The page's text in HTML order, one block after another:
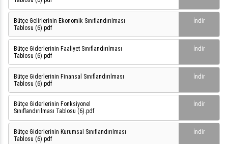
Bütçe Gelirlerinin Ekonomik Sınıflandırılması
Tablosu (6).pdf
İndir
Bütçe Giderlerinin Faaliyet Sınıflandırılması
Tablosu (6).pdf
İndir
Bütçe Giderlerinin Finansal Sınıflandırılması
Tablosu (6).pdf
İndir
Bütçe Giderlerinin Fonksiyonel
Sınıflandırılması Tablosu (6).pdf
İndir
Bütçe Giderlerinin Kurumsal Sınıflandırılması
Tablosu (6).pdf
İndir